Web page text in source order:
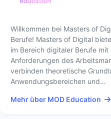
Willkommen bei Masters of
Berufe! Masters of Digital
im Bereich digitaler Berufe
Anforderungen des
verbinden theoretische
Anwendungsbereichen und…
Mehr über MOD Education